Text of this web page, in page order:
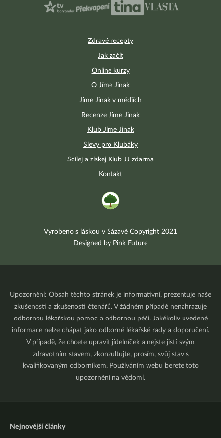
Zdravé recepty
Jak začít
Online kurzy
O Jíme Jinak
Jíme Jinak v médiích
Recenze Jíme Jinak
Klub Jíme Jinak
Slevy pro Klubáky
Sdílej a získej Klub JJ zdarma
Kontakt
Vyrobeno s láskou v Sázavě Copyright 2021
Designed by Pink Future
Upozornění: Obsah těchto stránek je informativní, prezentuje naše
zkušenosti a zkušenosti čtenářů. V žádném případě nenahrazuje
odbornou lékařskou pomoc a odbornou péči. Jakékoliv uvedené
informace nelze chápat jako odborné lékařské rady a doporučení.
V případě, že chcete upravit jídelníček a nejste jistí svým
zdravotním stavem, zkonzultujte, prosím, svůj stav s
kvalifikovaným odborníkem. Používáním webu berete toto
upozornění na vědomí.
Nejnovější články